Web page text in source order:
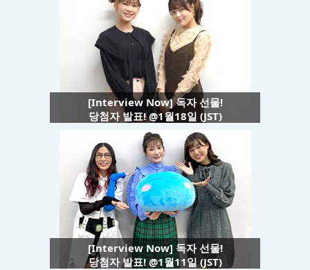
[Interview Now] 독자 선물!
당첨자 발표! @1월18일 (JST)
[Interview Now] 독자 선물!
당첨자 발표! @1월11일 (JST)